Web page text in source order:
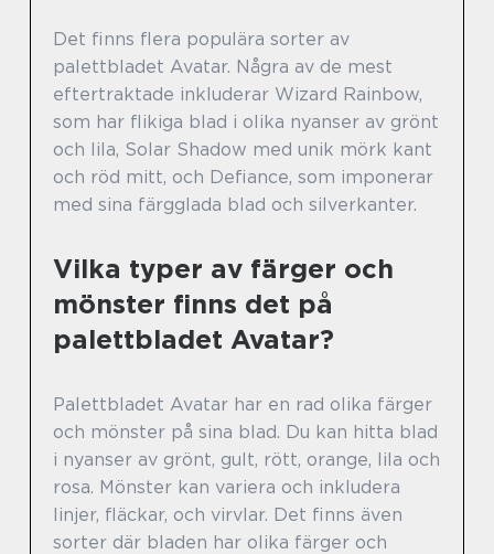
Det finns flera populära sorter av
palettbladet Avatar. Några av de mest
eftertraktade inkluderar Wizard Rainbow,
som har flikiga blad i olika nyanser av grönt
och lila, Solar Shadow med unik mörk kant
och röd mitt, och Defiance, som imponerar
med sina färgglada blad och silverkanter.
Vilka typer av färger och
mönster finns det på
palettbladet Avatar?
Palettbladet Avatar har en rad olika färger
och mönster på sina blad. Du kan hitta blad
i nyanser av grönt, gult, rött, orange, lila och
rosa. Mönster kan variera och inkludera
linjer, fläckar, och virvlar. Det finns även
sorter där bladen har olika färger och